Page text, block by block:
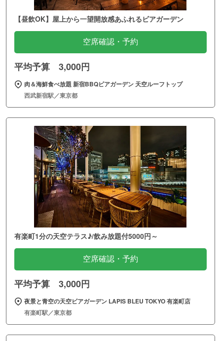
【昼飲OK】屋上から一望開放感あふれるビアガーデン
空席確認・予約
平均予算 3,000円
肉＆海鮮食べ放題 新宿BBQビアガーデン 天空ルーフトップ
西武新宿駅／東京都
有楽町1分の天空テラス♪/飲み放題付5000円～
空席確認・予約
平均予算 3,000円
夜景と青空の天空ビアガーデン LAPIS BLEU TOKYO 有楽町店
有楽町駅／東京都